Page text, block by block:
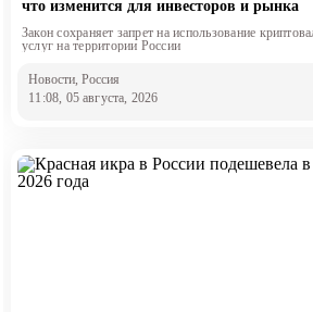
что изменится для инвесторов и рынка
Закон сохраняет запрет на использование
услуг на территории России
Новости, Россия
11:08, 05 августа, 2026